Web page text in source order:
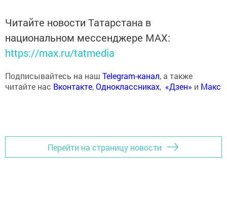
Читайте новости Татарстана в
национальном мессенджере MАХ:
https://max.ru/tatmedia
Подписывайтесь на наш Telegram-канал, а также
читайте нас Вконтакте,Одноклассниках, «Дзен» и Макс
Перейти на страницу новости